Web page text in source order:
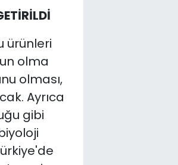
ürünleri
olma
olması,
Ayrıca
gibi